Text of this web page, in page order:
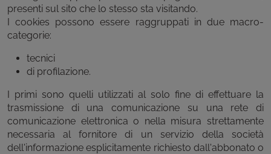
presenti sul sito che lo stesso sta visitando.
I cookies possono essere raggruppati in due macro-
categorie:
tecnici
di profilazione.
I primi sono quelli utilizzati al solo fine di effettuare la
trasmissione di una comunicazione su una rete di
comunicazione elettronica o nella misura strettamente
necessaria al fornitore di un servizio della società
dell'informazione esplicitamente richiesto dall'abbonato o